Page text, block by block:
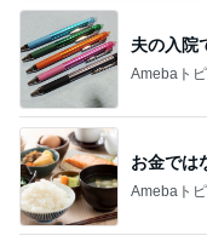
夫の入院
Amebaト
お金では
Amebaト